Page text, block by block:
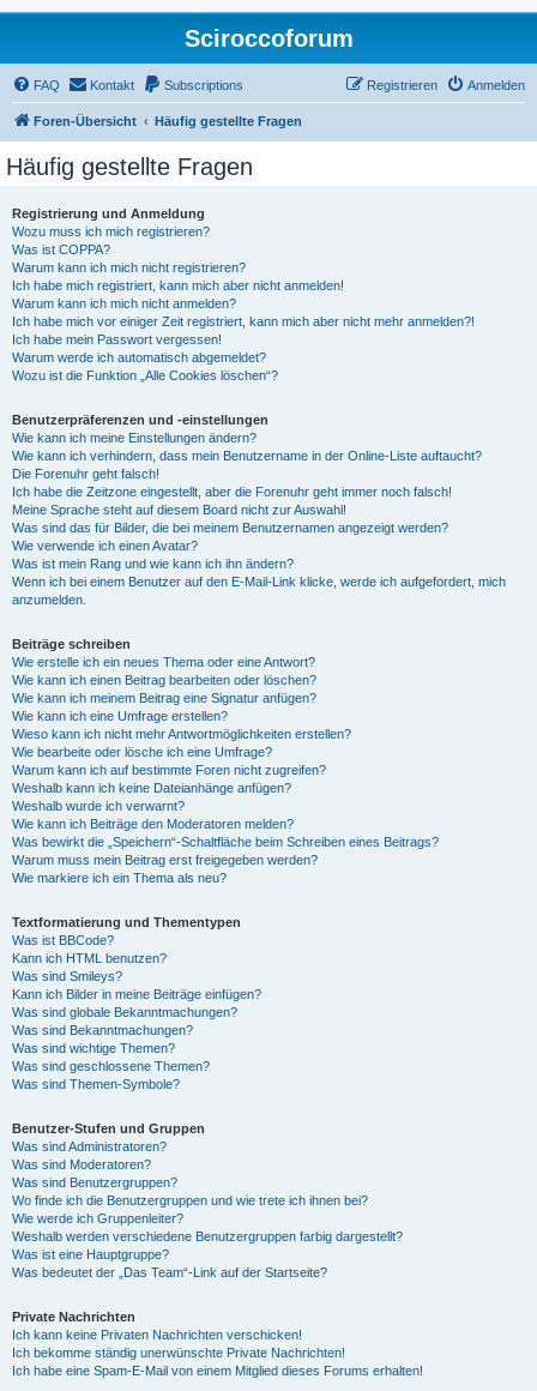
Sciroccoforum
FAQ Kontakt Subscriptions Anmelden
Registrieren
Foren-Übersicht Häufig gestellte Fragen
Häufig gestellte Fragen
Registrierung und Anmeldung
Wozu muss ich mich registrieren?
Was ist COPPA?
Warum kann ich mich nicht registrieren?
Ich habe mich registriert, kann mich aber nicht anmelden!
Warum kann ich mich nicht anmelden?
Ich habe mich vor einiger Zeit registriert, kann mich aber nicht mehr anmelden?!
Ich habe mein Passwort vergessen!
Warum werde ich automatisch abgemeldet?
Wozu ist die Funktion „Alle Cookies löschen“?
Benutzerpräferenzen und -einstellungen
Wie kann ich meine Einstellungen ändern?
Wie kann ich verhindern, dass mein Benutzername in der Online-Liste auftaucht?
Die Forenuhr geht falsch!
Ich habe die Zeitzone eingestellt, aber die Forenuhr geht immer noch falsch!
Meine Sprache steht auf diesem Board nicht zur Auswahl!
Was sind das für Bilder, die bei meinem Benutzernamen angezeigt werden?
Wie verwende ich einen Avatar?
Was ist mein Rang und wie kann ich ihn ändern?
Wenn ich bei einem Benutzer auf den E-Mail-Link klicke, werde ich aufgefordert, mich
anzumelden.
Beiträge schreiben
Wie erstelle ich ein neues Thema oder eine Antwort?
Wie kann ich einen Beitrag bearbeiten oder löschen?
Wie kann ich meinem Beitrag eine Signatur anfügen?
Wie kann ich eine Umfrage erstellen?
Wieso kann ich nicht mehr Antwortmöglichkeiten erstellen?
Wie bearbeite oder lösche ich eine Umfrage?
Warum kann ich auf bestimmte Foren nicht zugreifen?
Weshalb kann ich keine Dateianhänge anfügen?
Weshalb wurde ich verwarnt?
Wie kann ich Beiträge den Moderatoren melden?
Was bewirkt die „Speichern“-Schaltfläche beim Schreiben eines Beitrags?
Warum muss mein Beitrag erst freigegeben werden?
Wie markiere ich ein Thema als neu?
Textformatierung und Thementypen
Was ist BBCode?
Kann ich HTML benutzen?
Was sind Smileys?
Kann ich Bilder in meine Beiträge einfügen?
Was sind globale Bekanntmachungen?
Was sind Bekanntmachungen?
Was sind wichtige Themen?
Was sind geschlossene Themen?
Was sind Themen-Symbole?
Benutzer-Stufen und Gruppen
Was sind Administratoren?
Was sind Moderatoren?
Was sind Benutzergruppen?
Wo finde ich die Benutzergruppen und wie trete ich ihnen bei?
Wie werde ich Gruppenleiter?
Weshalb werden verschiedene Benutzergruppen farbig dargestellt?
Was ist eine Hauptgruppe?
Was bedeutet der „Das Team“-Link auf der Startseite?
Private Nachrichten
Ich kann keine Privaten Nachrichten verschicken!
Ich bekomme ständig unerwünschte Private Nachrichten!
Ich habe eine Spam-E-Mail von einem Mitglied dieses Forums erhalten!